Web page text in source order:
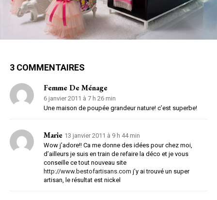
3 COMMENTAIRES
Femme De Ménage
6 janvier 2011 à 7 h 26 min
Une maison de poupée grandeur nature! c’est superbe!
Marie 13 janvier 2011 à 9 h 44 min
Wow j’adore!! Ca me donne des idées pour chez moi,
d’ailleurs je suis en train de refaire la déco et je vous
conseille ce tout nouveau site
http://www.bestofartisans.com j’y ai trouvé un super
artisan, le résultat est nickel